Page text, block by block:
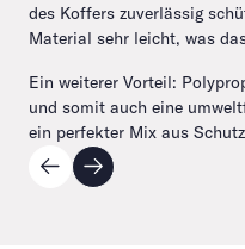
des Koffers zuverlässig
Material sehr leicht, was
Ein weiterer Vorteil:
und somit auch eine
ein perfekter Mix aus